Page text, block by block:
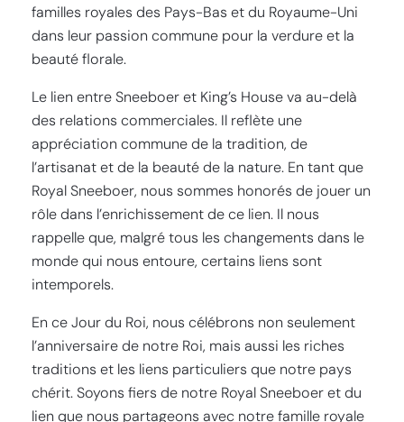
familles royales des Pays-Bas et du Royaume-Uni
dans leur passion commune pour la verdure et la
beauté florale.
Le lien entre Sneeboer et King’s House va au-delà
des relations commerciales. Il reflète une
appréciation commune de la tradition, de
l’artisanat et de la beauté de la nature. En tant que
Royal Sneeboer, nous sommes honorés de jouer un
rôle dans l’enrichissement de ce lien. Il nous
rappelle que, malgré tous les changements dans le
monde qui nous entoure, certains liens sont
intemporels.
En ce Jour du Roi, nous célébrons non seulement
l’anniversaire de notre Roi, mais aussi les riches
traditions et les liens particuliers que notre pays
chérit. Soyons fiers de notre Royal Sneeboer et du
lien que nous partageons avec notre famille royale